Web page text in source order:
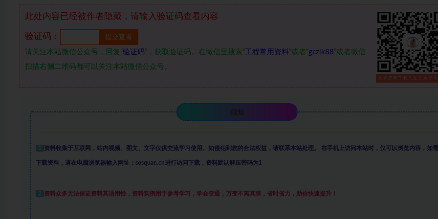
此处内容已经被作者隐藏，请输入验证码查看内容
验证码：
请关注本站微信公众号，回复“验证码”，获取验证码。在微信里搜索“ 工程常用资料”或者“gczlk88”或者微信
扫描右侧二维码都可以关注本站微信公众号。
须知
1 资料收集于互联网 ， 站内视频、图文、文字仅供交流学习使用。如侵犯到您的合法权益，请联系本站处理。 在手机上访问本站时，仅可以浏览内容，如需
下载资料，请在电脑浏览器输入网址：sosquan.cn进行访问下载， 资料默认解压密码为1
2 资料众多无法保证资料其适用性，资料实例 用于参考学习，学会变通，万变不离其宗，省时省力，助你快速提升！